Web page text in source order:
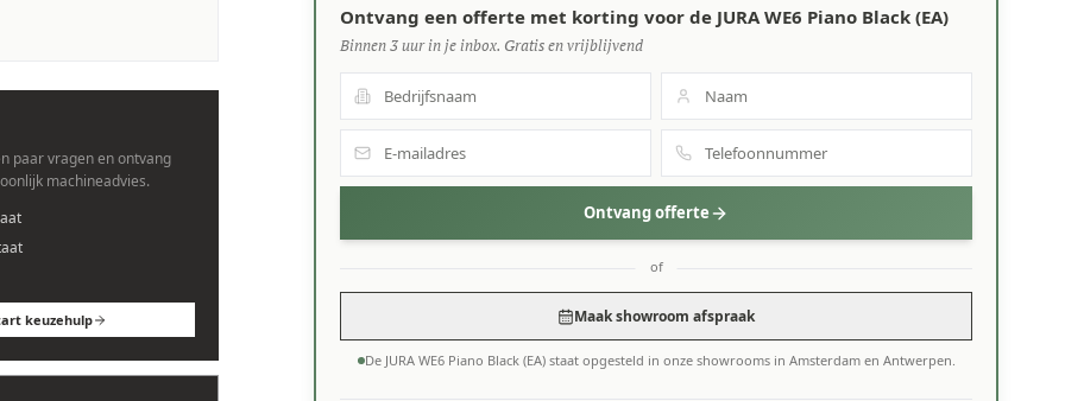
paar vragen en ontvang
machineadvies.
keuzehulp
Ontvang een offerte met korting voor de JURA WE6 Piano Black (EA)
Binnen 3 uur in je inbox. Gratis en vrijblijvend
Ontvang offerte
of
Maak showroom afspraak
De JURA WE6 Piano Black (EA) staat opgesteld in onze showrooms in Amsterdam en Antwerpen.